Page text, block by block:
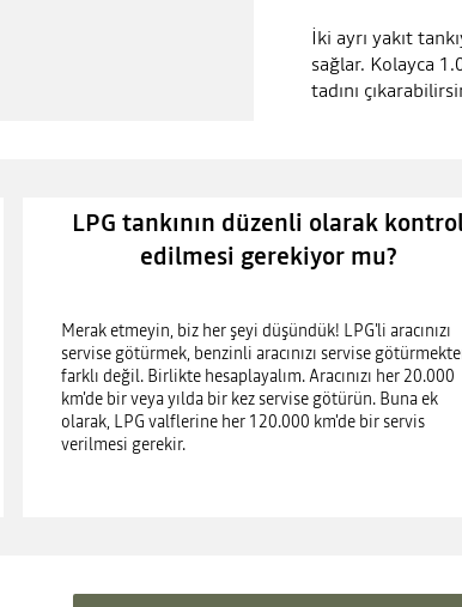
İki ayrı yakıt
sağlar. Kolayca
tadını
LPG tankının düzenli olarak
edilmesi gerekiyor mu?
Merak etmeyin, biz her şeyi düşündük! LPG'li aracınızı
servise götürmek, benzinli aracınızı servise
farklı değil. Birlikte hesaplayalım. Aracınızı her 20.000
km'de bir veya yılda bir kez servise götürün. Buna ek
olarak, LPG valflerine her 120.000 km'de bir servis
verilmesi gerekir.